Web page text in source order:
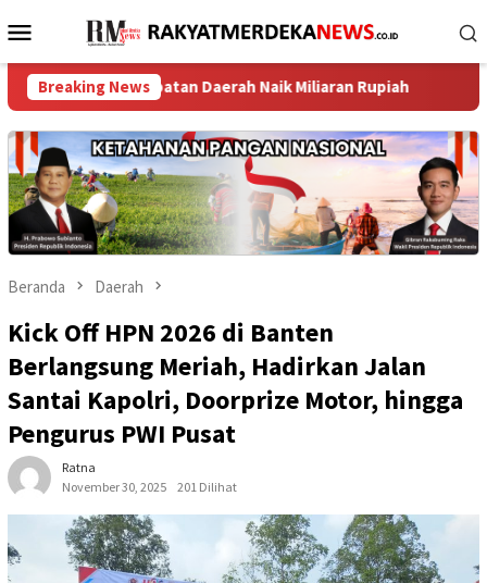
ke
Menu
Mobile
Breaking News
Daerah Naik Miliaran Rupiah TPK Koja
Beranda Daerah
Kick Off HPN 2026 di Banten
Berlangsung Meriah, Hadirkan Jalan
Santai Kapolri, Doorprize Motor, hingga
Pengurus PWI Pusat
Ratna
November 30, 2025
201 Dilihat